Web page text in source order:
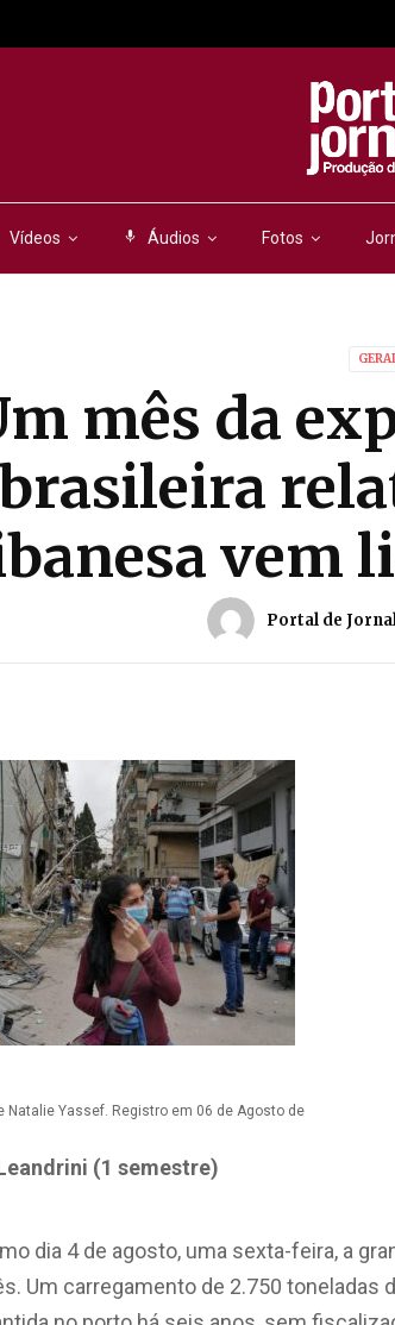
Vídeos mic Áudios Fotos
mês da
vem
Portal de
Natalie Yassef. Registro em 06 de Agosto de
(1 semestre)
dia 4 de agosto, uma sexta-feira, a
Um carregamento de 2.750 toneladas